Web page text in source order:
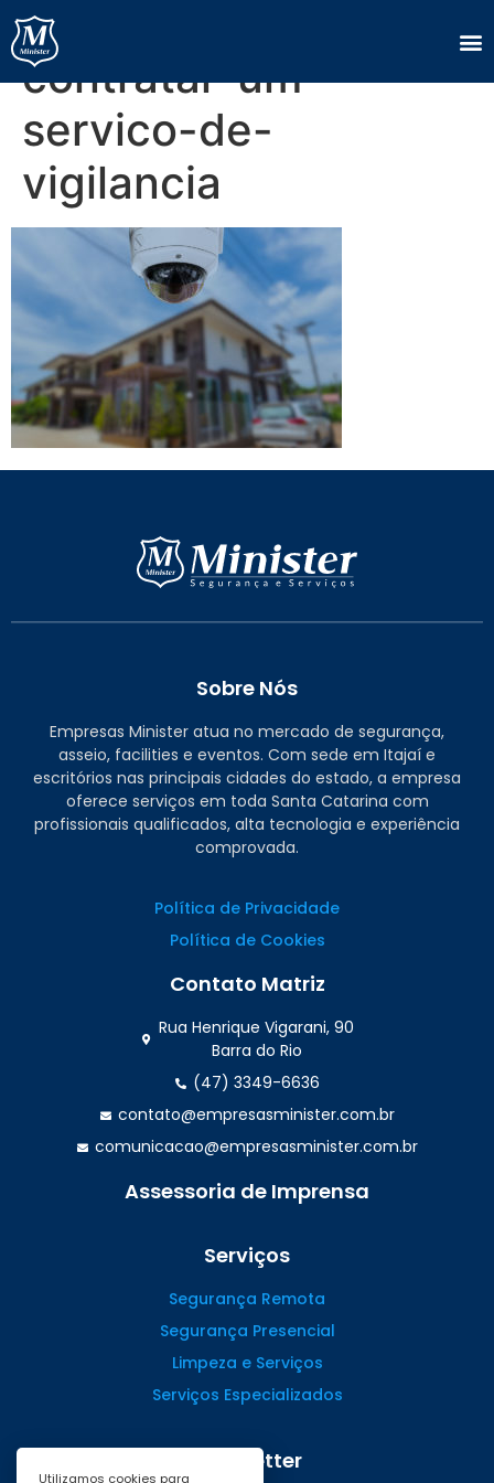
quanto-custa-para-
contratar-um-
servico-de-
vigilancia
Sobre Nós
Empresas Minister atua no mercado de segurança,
asseio, facilities e eventos. Com sede em Itajaí e
escritórios nas principais cidades do estado, a empresa
oferece serviços em toda Santa Catarina com
profissionais qualificados, alta tecnologia e experiência
comprovada.
Política de Privacidade
Política de Cookies
Contato Matriz
Rua Henrique Vigarani, 90
Barra do Rio
(47) 3349-6636
contato@empresasminister.com.br
comunicacao@empresasminister.com.br
(47) 99988.4642
Assessoria de Imprensa
Serviços
Segurança Remota
Segurança Presencial
Limpeza e Serviços
Serviços Especializados
Newsletter
Utilizamos cookies para